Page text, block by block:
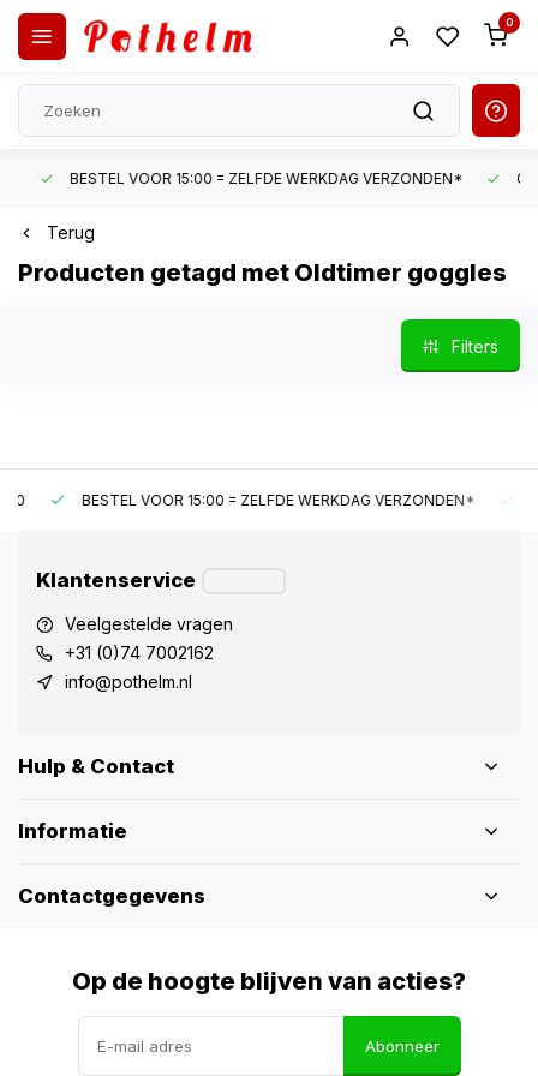
0
BESTEL VOOR 15:00 = ZELFDE WERKDAG VERZONDEN*
Terug
Producten getagd met Oldtimer goggles
Filters
BESTEL VOOR 15:00 = ZELFDE WERKDAG VERZONDEN*
Klantenservice
Veelgestelde vragen
+31 (0)74 7002162
info@pothelm.nl
Hulp & Contact
Informatie
Contactgegevens
Op de hoogte blijven van acties?
Abonneer